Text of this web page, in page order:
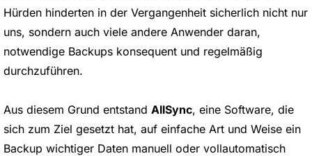
Hürden hinderten in der Vergangenheit sicherlich nicht nur
uns, sondern auch viele andere Anwender daran,
notwendige Backups konsequent und regelmäßig
durchzuführen.
Aus diesem Grund entstand AllSync, eine Software, die
sich zum Ziel gesetzt hat, auf einfache Art und Weise ein
Backup wichtiger Daten manuell oder vollautomatisch